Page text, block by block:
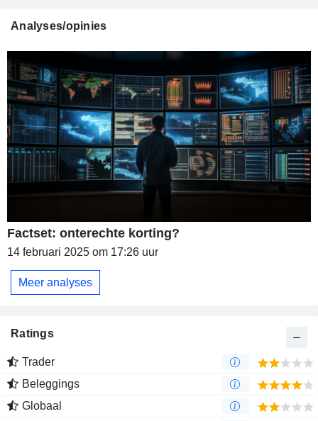
Analyses/opinies
Factset: onterechte korting?
14 februari 2025 om 17:26 uur
Meer analyses
Ratings
Trader
Beleggings
Globaal